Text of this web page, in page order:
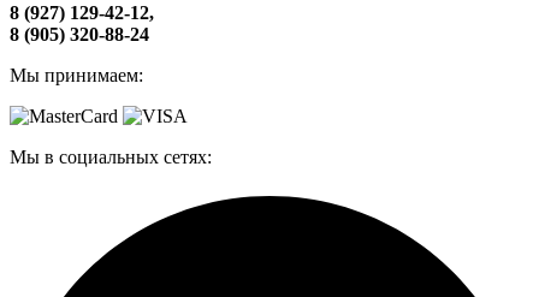
8 (927) 129-42-12,
8 (905) 320-88-24
Мы принимаем:
Мы в социальных сетях: